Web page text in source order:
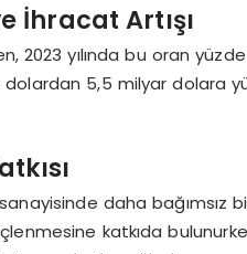
İhracat Artışı
2023 yılında bu oran
5,5 milyar dolara
daha bağımsız
katkıda